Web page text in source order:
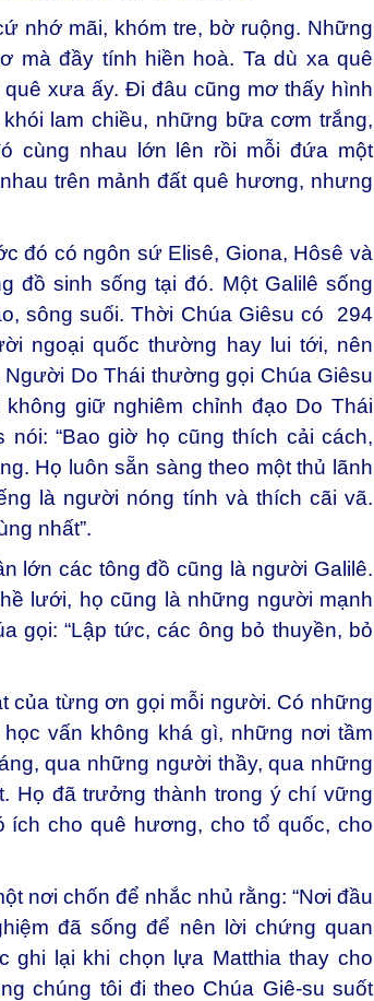
nhớ mãi, khóm tre, bờ ruộng. Những
mà đầy tính hiền hoà. Ta dù xa quê
xưa ấy. Đi đâu cũng mơ thấy hình
lam chiều, những bữa cơm trắng,
cùng nhau lớn lên rồi mỗi đứa một
trên mảnh đất quê hương, nhưng
đó có ngôn sứ Elisê, Giona, Hôsê và
đồ sinh sống tại đó. Một Galilê sống
sông suối. Thời Chúa Giêsu có 294
ngoại quốc thường hay lui tới, nên
Do Thái thường gọi Chúa Giêsu
giữ nghiêm chỉnh đạo Do Thái
“Bao giờ họ cũng thích cải cách,
Họ luôn sẵn sàng theo một thủ lãnh
là người nóng tính và thích cãi vã.
nhất”.
lớn các tông đồ cũng là người Galilê.
lưới, họ cũng là những người mạnh
gọi: “Lập tức, các ông bỏ thuyền, bỏ
của từng ơn gọi mỗi người. Có những
vấn không khá gì, những nơi tầm
qua những người thầy, qua những
Họ đã trưởng thành trong ý chí vững
cho quê hương, cho tổ quốc, cho
nơi chốn để nhắc nhủ rằng: “Nơi đầu
đã sống để nên lời chứng quan
ghi lại khi chọn lựa Matthia thay cho
chúng tôi đi theo Chúa Giê-su suốt